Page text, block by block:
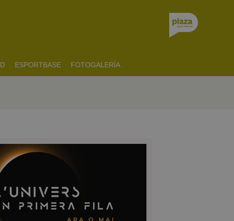
ESPORTBASE FOTOGALERÍA